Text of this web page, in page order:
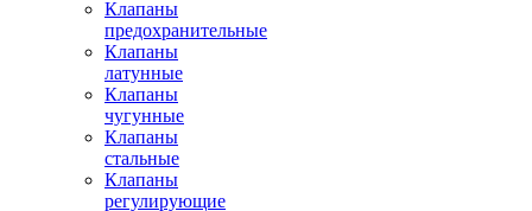
Клапаны
предохранительные
Клапаны
латунные
Клапаны
чугунные
Клапаны
стальные
Клапаны
регулирующие